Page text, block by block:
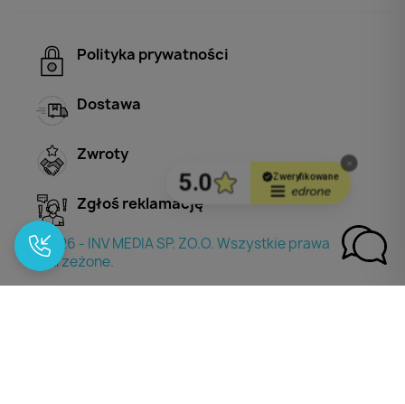
Polityka prywatności
Dostawa
Zwroty
Zgłoś reklamację
© 2026 - INV MEDIA SP. ZO.O. Wszystkie prawa
zastrzeżone.